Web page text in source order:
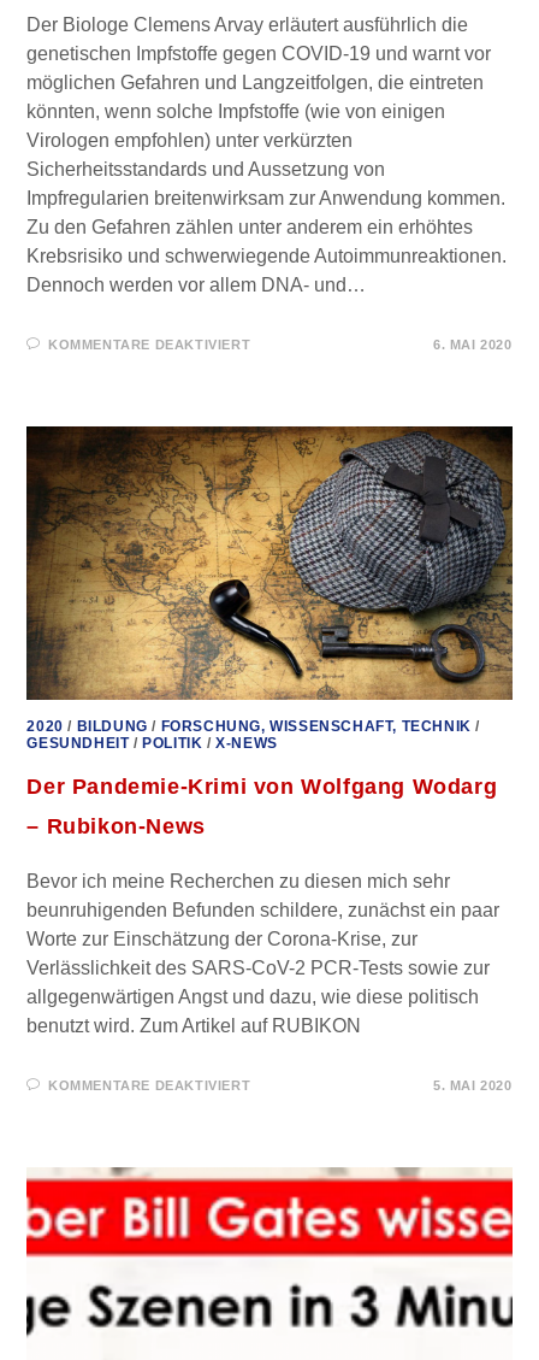
Der Biologe Clemens Arvay erläutert ausführlich die
genetischen Impfstoffe gegen COVID-19 und warnt vor
möglichen Gefahren und Langzeitfolgen, die eintreten
könnten, wenn solche Impfstoffe (wie von einigen
Virologen empfohlen) unter verkürzten
Sicherheitsstandards und Aussetzung von
Impfregularien breitenwirksam zur Anwendung kommen.
Zu den Gefahren zählen unter anderem ein erhöhtes
Krebsrisiko und schwerwiegende Autoimmunreaktionen.
Dennoch werden vor allem DNA- und…
KOMMENTARE DEAKTIVIERTFÜR
–
HOFFNUNG
ODER
RISIKO?
6. MAI 2020
2020 / BILDUNG / FORSCHUNG, WISSENSCHAFT, TECHNIK /
GESUNDHEIT/POLITIK /X-NEWS
Der Pandemie-Krimi von Wolfgang Wodarg
– Rubikon-News
Bevor ich meine Recherchen zu diesen mich sehr
beunruhigenden Befunden schildere, zunächst ein paar
Worte zur Einschätzung der Corona-Krise, zur
Verlässlichkeit des SARS-CoV-2 PCR-Tests sowie zur
allgegenwärtigen Angst und dazu, wie diese politisch
benutzt wird. Zum Artikel auf RUBIKON
KOMMENTARE DEAKTIVIERTFÜR
WODARG
RUBIKON-
NEWS
5. MAI 2020